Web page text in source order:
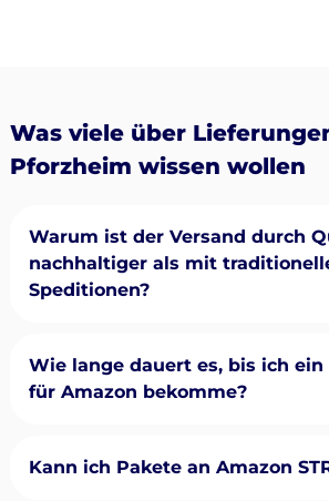
Was viele über
Pforzheim wissen wollen
Warum ist der Versand durch
nachhaltiger als mit
Speditionen?
Wie lange dauert es, bis ich
für Amazon bekomme?
Kann ich Pakete an Amazon